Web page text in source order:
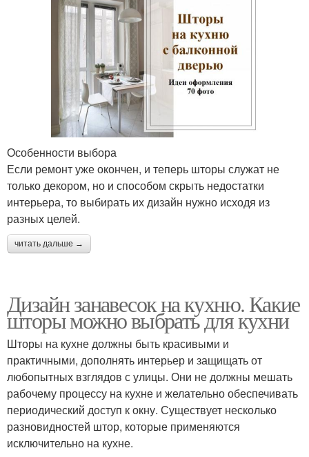
Особенности выбора
Если ремонт уже окончен, и теперь шторы служат не
только декором, но и способом скрыть недостатки
интерьера, то выбирать их дизайн нужно исходя из
разных целей.
читать дальше →
Дизайн занавесок на кухню. Какие
шторы можно выбрать для кухни
Шторы на кухне должны быть красивыми и
практичными, дополнять интерьер и защищать от
любопытных взглядов с улицы. Они не должны мешать
рабочему процессу на кухне и желательно обеспечивать
периодический доступ к окну. Существует несколько
разновидностей штор, которые применяются
исключительно на кухне.